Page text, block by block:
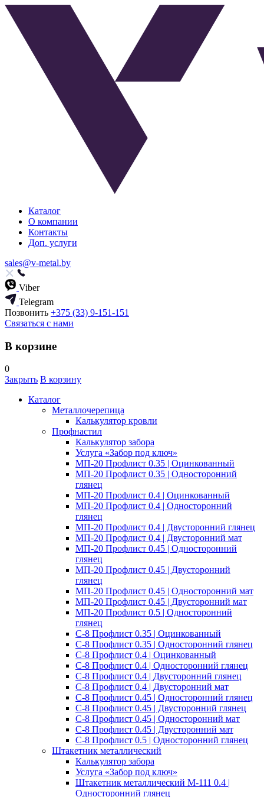
Каталог
О компании
Контакты
Доп. услуги
sales@v-metal.by
Viber
Telegram
Позвонить +375 (33) 9-151-151
Связаться с нами
В корзине
0
Закрыть В корзину
Каталог
Металлочерепица
Калькулятор кровли
Профнастил
Калькулятор забора
Услуга «Забор под ключ»
МП-20 Профлист 0.35 | Оцинкованный
МП-20 Профлист 0.35 | Односторонний
глянец
МП-20 Профлист 0.4 | Оцинкованный
МП-20 Профлист 0.4 | Односторонний
глянец
МП-20 Профлист 0.4 | Двусторонний глянец
МП-20 Профлист 0.4 | Двусторонний мат
МП-20 Профлист 0.45 | Односторонний
глянец
МП-20 Профлист 0.45 | Двусторонний
глянец
МП-20 Профлист 0.45 | Односторонний мат
МП-20 Профлист 0.45 | Двусторонний мат
МП-20 Профлист 0.5 | Односторонний
глянец
С-8 Профлист 0.35 | Оцинкованный
С-8 Профлист 0.35 | Односторонний глянец
С-8 Профлист 0.4 | Оцинкованный
С-8 Профлист 0.4 | Односторонний глянец
С-8 Профлист 0.4 | Двусторонний глянец
С-8 Профлист 0.4 | Двусторонний мат
С-8 Профлист 0.45 | Односторонний глянец
С-8 Профлист 0.45 | Двусторонний глянец
С-8 Профлист 0.45 | Односторонний мат
С-8 Профлист 0.45 | Двусторонний мат
С-8 Профлист 0.5 | Односторонний глянец
Штакетник металлический
Калькулятор забора
Услуга «Забор под ключ»
Штакетник металлический M-111 0.4 |
Односторонний глянец